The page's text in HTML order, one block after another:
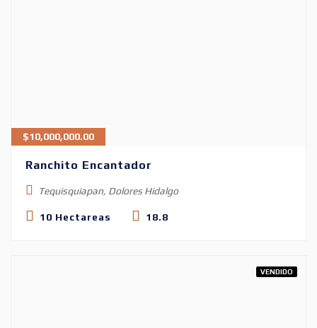
$10,000,000.00
Ranchito Encantador
Tequisquiapan, Dolores Hidalgo
10 Hectareas 18.8
VENDIDO